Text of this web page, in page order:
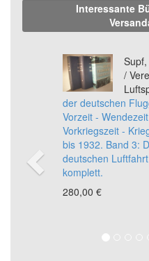
Interessante
/
der deutschen
Vorzeit -
Vorkriegszeit -
bis 1932. Band 3:
deutschen
komplett.
280,00 €
Previous